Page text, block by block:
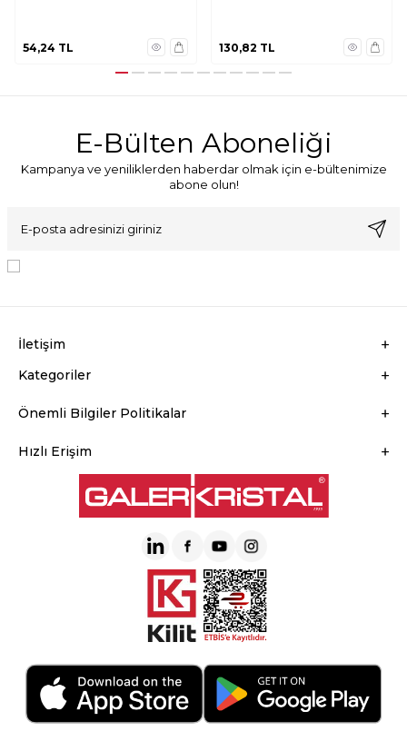
54,24 TL 130,82 TL
E-Bülten Aboneliği
Kampanya ve yeniliklerden haberdar olmak için e-bültenimize
abone olun!
İletişim
Kategoriler
Önemli Bilgiler Politikalar
Hızlı Erişim